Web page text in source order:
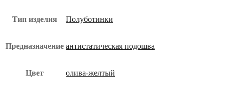
КСТип изделия Полуботинки
Предназначение антистатическая подошва
Цвет олива-желтый